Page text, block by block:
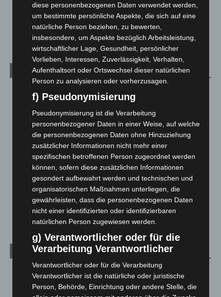
Region Hannover: 21 neue Notfallsanitäter starten beim
Roten Kreuz
5. August 2026
Kategorien
Blaulicht
Hannover und Region
5.040
Langenhagen und Ortsteile
3.252
Leserbriefe
Menschen
Über uns
Veranstaltungen
Archiv
August 2026
(16)
Juli 2026(73)
diese personenbezogenen Daten verwendet werden,
um bestimmte persönliche Aspekte, die sich auf eine
natürliche Person beziehen, zu bewerten,
insbesondere, um Aspekte bezüglich Arbeitsleistung,
wirtschaftlicher Lage, Gesundheit, persönlicher
Vorlieben, Interessen, Zuverlässigkeit, Verhalten,
Aufenthaltsort oder Ortswechsel dieser natürlichen
Person zu analysieren oder vorherzusagen.
f) Pseudonymisierung
Pseudonymisierung ist die Verarbeitung
personenbezogener Daten in einer Weise, auf welche
die personenbezogenen Daten ohne Hinzuziehung
zusätzlicher Informationen nicht mehr einer
spezifischen betroffenen Person zugeordnet werden
können, sofern diese zusätzlichen Informationen
gesondert aufbewahrt werden und technischen und
organisatorischen Maßnahmen unterliegen, die
gewährleisten, dass die personenbezogenen Daten
nicht einer identifizierten oder identifizierbaren
natürlichen Person zugewiesen werden.
g) Verantwortlicher oder für die
Verarbeitung Verantwortlicher
Verantwortlicher oder für die Verarbeitung
Verantwortlicher ist die natürliche oder juristische
Person, Behörde, Einrichtung oder andere Stelle, die